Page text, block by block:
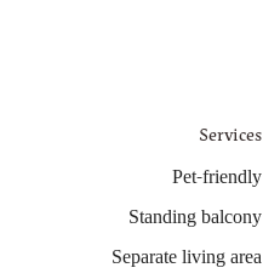
Services
Pet-friendly
Standing balcony
Separate living area